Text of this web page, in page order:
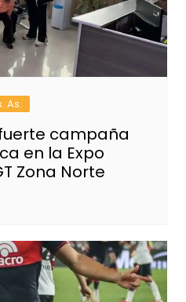
As.
campaña
en la Expo
Zona Norte